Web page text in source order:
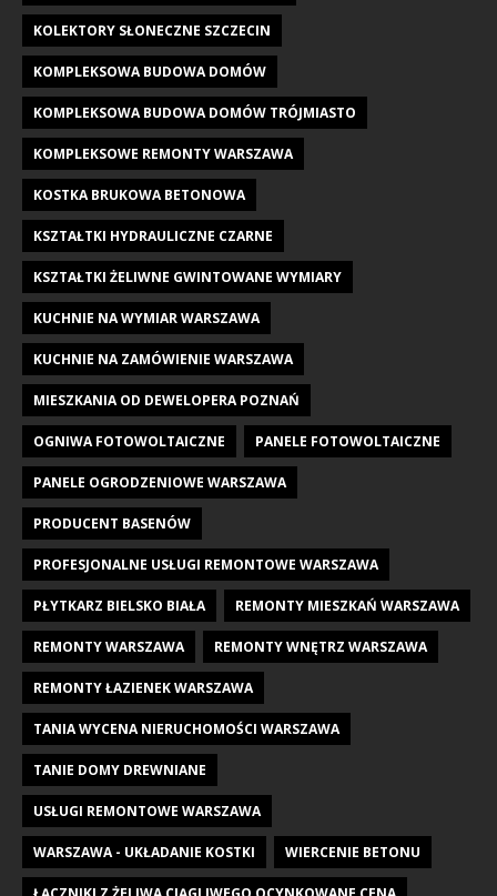
KOLEKTORY SŁONECZNE SZCZECIN
KOMPLEKSOWA BUDOWA DOMÓW
KOMPLEKSOWA BUDOWA DOMÓW TRÓJMIASTO
KOMPLEKSOWE REMONTY WARSZAWA
KOSTKA BRUKOWA BETONOWA
KSZTAŁTKI HYDRAULICZNE CZARNE
KSZTAŁTKI ŻELIWNE GWINTOWANE WYMIARY
KUCHNIE NA WYMIAR WARSZAWA
KUCHNIE NA ZAMÓWIENIE WARSZAWA
MIESZKANIA OD DEWELOPERA POZNAŃ
OGNIWA FOTOWOLTAICZNE PANELE FOTOWOLTAICZNE
PANELE OGRODZENIOWE WARSZAWA
PRODUCENT BASENÓW
PROFESJONALNE USŁUGI REMONTOWE WARSZAWA
PŁYTKARZ BIELSKO BIAŁA REMONTY MIESZKAŃ WARSZAWA
REMONTY WARSZAWA REMONTY WNĘTRZ WARSZAWA
REMONTY ŁAZIENEK WARSZAWA
TANIA WYCENA NIERUCHOMOŚCI WARSZAWA
TANIE DOMY DREWNIANE
USŁUGI REMONTOWE WARSZAWA
WARSZAWA - UKŁADANIE KOSTKI WIERCENIE BETONU